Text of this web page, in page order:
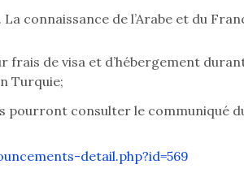
connaissance de l’Arabe et du
frais de visa et d’hébergement
Turquie;
pourront consulter le communiqué
detail.php?id=569